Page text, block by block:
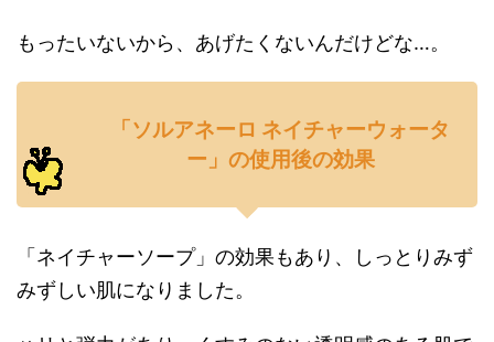
もったいないから、あげたくないんだけどな…。
「ソルアネーロ ネイチャーウォータ
ー」の使用後の効果
「ネイチャーソープ」の効果もあり、しっとりみず
みずしい肌になりました。